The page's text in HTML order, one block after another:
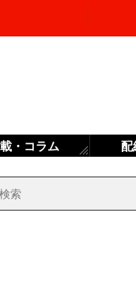
・コラム 配